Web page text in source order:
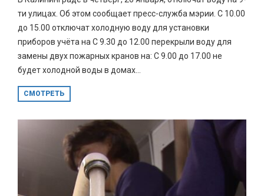
ти улицах. Об этом сообщает пресс-служба мэрии. С 10.00
до 15.00 отключат холодную воду для установки
приборов учёта на С 9.30 до 12.00 перекрыли воду для
замены двух пожарных кранов на: С 9.00 до 17.00 не
будет холодной воды в домах...
СМОТРЕТЬ